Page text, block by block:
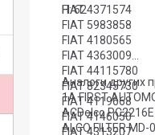
H: 62
FIAT 4371574
FIAT 5983858
FIAT 4180565
FIAT 4363009
FIAT 44115780
FIAT 82345730
FIAT 4119668
FIAT 4146050
FIAT 4313207
Аналоги других
1A FIRST
ACDelco PC2216E
ALCO FILTER MD-